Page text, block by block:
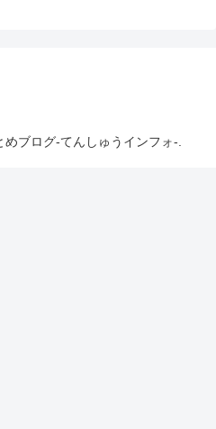
ブログ-てんしゅうインフォ-.